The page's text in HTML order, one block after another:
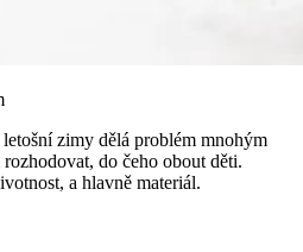
zimy dělá problém mnohým
do čeho obout děti.
a hlavně materiál.